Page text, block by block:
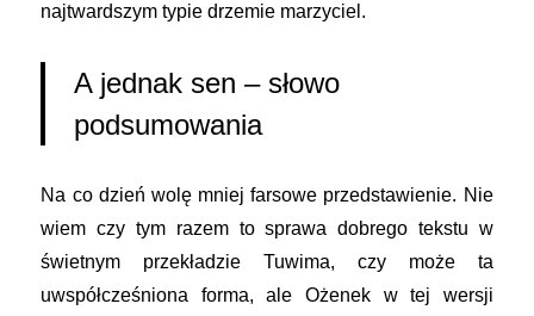
najtwardszym typie drzemie marzyciel.
A jednak sen – słowo
podsumowania
Na co dzień wolę mniej farsowe przedstawienie. Nie
wiem czy tym razem to sprawa dobrego tekstu w
świetnym przekładzie Tuwima, czy może ta
uwspółcześniona forma, ale Ożenek w tej wersji